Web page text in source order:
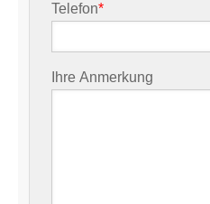
Telefon*
Ihre Anmerkung